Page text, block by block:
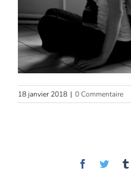
18 janvier 2018 | 0 Commentaire
Facebook
Twitter